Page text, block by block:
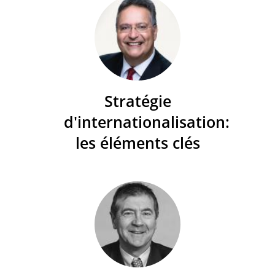
Stratégie
d'internationalisation:
les éléments clés